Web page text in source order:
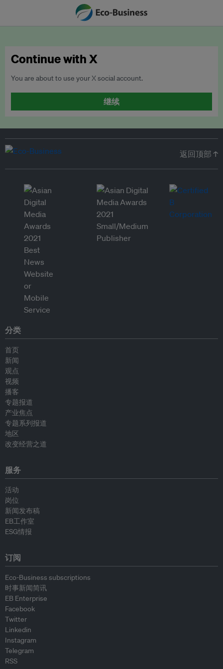
Continue with X
You are about to use your X social account.
继续
返回顶部 ↑
分类
首页
新闻
观点
视频
播客
专题报道
产业焦点
专题系列报道
地区
改变经营之道
服务
活动
岗位
新闻发布稿
EB工作室
ESG情报
订阅
Eco-Business subscriptions
时事新闻简讯
EB Enterprise
Facebook
Twitter
Linkedin
Instagram
Telegram
RSS